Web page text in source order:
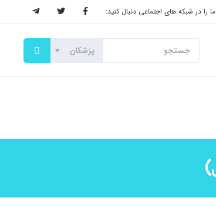
ما را در شبکه های اجتماعی دنبال کنید: